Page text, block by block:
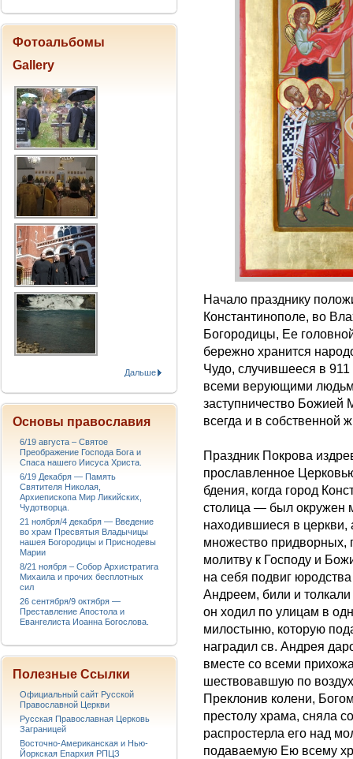
Начало празднику
Константинополе, во
Богородицы, Ее
бережно хранится
Чудо, случившееся в
всеми верующими
заступничество
всегда и в собственной
Праздник Покрова
прославленное
бдения, когда город
столица — был окружен
находившиеся в церкви,
множество придворных,
молитву к Господу и
на себя подвиг
Андреем, били и толкали
он ходил по улицам в
милостыню, которую
наградил св. Андрея
вместе со всеми
шествовавшую по
Преклонив колени,
престолу храма, сняла
распростерла его над
подаваемую Ею всему
Фотоальбомы
Gallery
Дальше
Основы православия
6/19 августа – Святое
Преображение Господа Бога и
Спаса нашего Иисуса Христа.
6/19 Декабря — Память
Святителя Николая,
Архиепископа Мир Ликийских,
Чудотворца.
21 ноября/4 декабря — Введение
во храм Пресвятыя Владычицы
нашея Богородицы и Приснодевы
Марии
8/21 ноября – Собор Архистратига
Михаила и прочих бесплотных
сил
26 сентября/9 октября —
Преставление Апостола и
Евангелиста Иоанна Богослова.
Полезные Ссылки
Официальный сайт Русской
Православной Церкви
Русская Православная Церковь
Заграницей
Восточно-Американская и Нью-
Йоркская Епархия РПЦЗ